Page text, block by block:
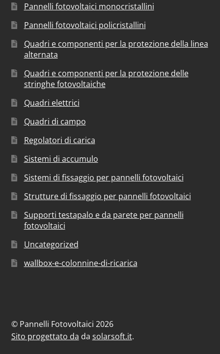
Pannelli fotovoltaici monocristallini
Pannelli fotovoltaici policristallini
Quadri e componenti per la protezione della linea
alternata
Quadri e componenti per la protezione delle
stringhe fotovoltaiche
Quadri elettrici
Quadri di campo
Regolatori di carica
Sistemi di accumulo
Sistemi di fissaggio per pannelli fotovoltaici
Strutture di fissaggio per pannelli fotovoltaici
Supporti testapalo e da parete per pannelli
fotovoltaici
Uncategorized
wallbox-e-colonnine-di-ricarica
© Pannelli Fotovoltaici 2026
Sito progettato da da solarsoft.it.